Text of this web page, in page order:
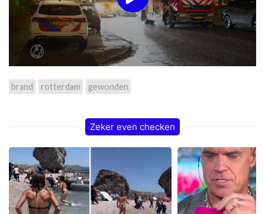
brand rotterdam gewonden
Zeker even checken